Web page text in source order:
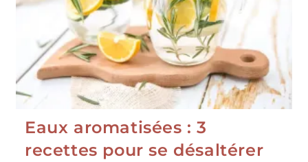
Eaux aromatisées : 3
recettes pour se désaltérer